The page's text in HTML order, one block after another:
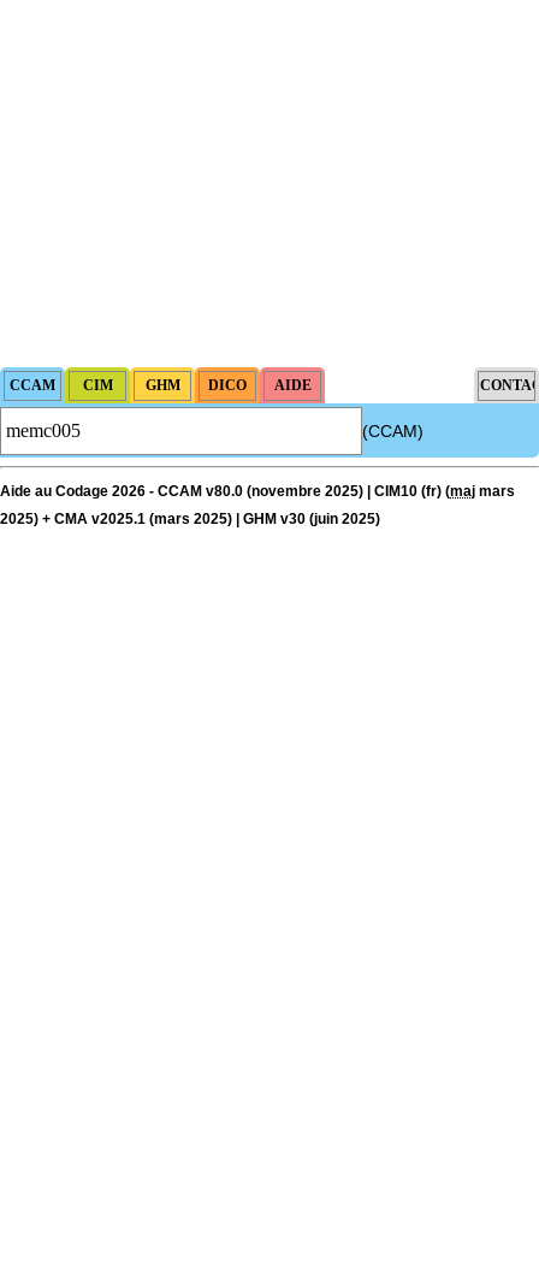
(CCAM)
Aide au Codage 2026 - CCAM v80.0 (novembre 2025) | CIM10 (fr) (maj mars
2025) + CMA v2025.1 (mars 2025) | GHM v30 (juin 2025)